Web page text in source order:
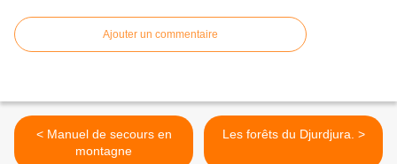
Ajouter un commentaire
< Manuel de secours en
montagne
Les forêts du Djurdjura. >